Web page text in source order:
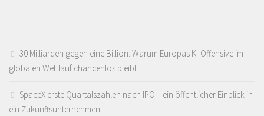
30 Milliarden gegen eine Billion: Warum Europas KI-Offensive im
globalen Wettlauf chancenlos bleibt
SpaceX erste Quartalszahlen nach IPO – ein öffentlicher Einblick in
ein Zukunftsunternehmen